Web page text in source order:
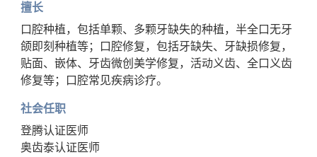
擅长
口腔种植，包括单颗、多颗牙缺失的种植，半全口无牙
颌即刻种植等；
口腔修复，包括牙缺失、牙缺损修复，
贴面、嵌体、牙齿微创美学修复， 活动义齿、全口义齿
修复等； 口腔常见疾病诊疗。
社会任职
登腾认证医师
奥齿泰认证医师